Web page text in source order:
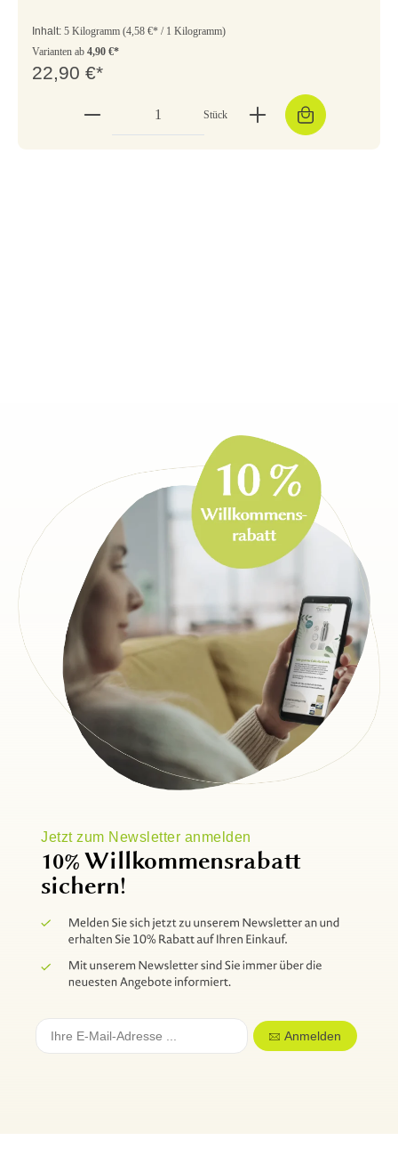
Inhalt: 5 Kilogramm (4,58 €* / 1 Kilogramm)
Varianten ab 4,90 €*
22,90 €*
Stück
Jetzt zum Newsletter anmelden
10% Willkommensrabatt
sichern!
Anmelden